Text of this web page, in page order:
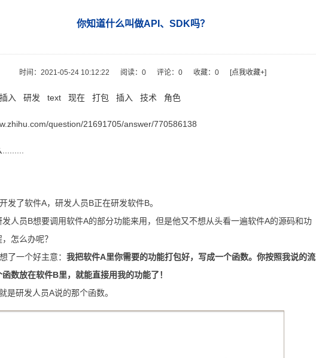
你知道什么叫做API、SDK吗？
时间：2021-05-24 10:12:22 阅读：0 评论：0 收藏：0 [点我收藏+]
入 研发 text 现在 打包 插入 技术 角色
question/21691705/answer/770586138
.........
发了软件A，研发人员B正在研发软件B。
人员B想要调用软件A的部分功能来用，但是他又不想从头看一遍软件A的源码和功
怎么办呢？
了一个好主意： 我把软件A里你需要的功能打包好，写成一个函数。你按照我说的流
数放在软件B里，就能直接用我的功能了！
是研发人员A说的那个函数。